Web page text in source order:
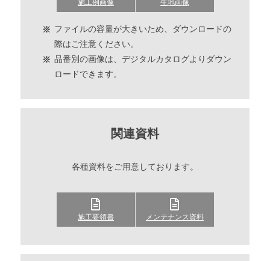
施工例画像 生地画像
ファイルの容量が大きいため、ダウンロードの
際はご注意ください。
品番別の画像は、デジタルカタログよりダウン
ロードできます。
関連資料
各種資料をご用意しております。
施工要領書 メンテナンス資料